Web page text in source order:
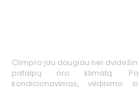
Climpro jau daugiau nei
patalpų oro klimatą.
kondicionavimas, vėdinimo